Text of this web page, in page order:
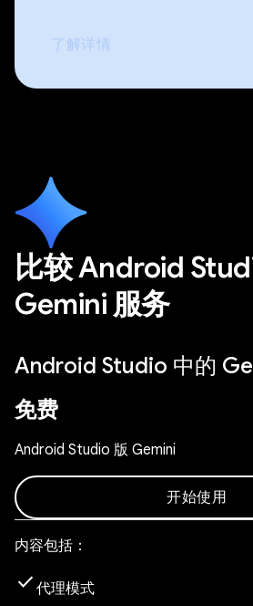
了解详情
比较 Android
Gemini 服务
Android Studio 中的
免费
Android Studio 版 Gemini
开始使用
内容包括：
check 代理模式